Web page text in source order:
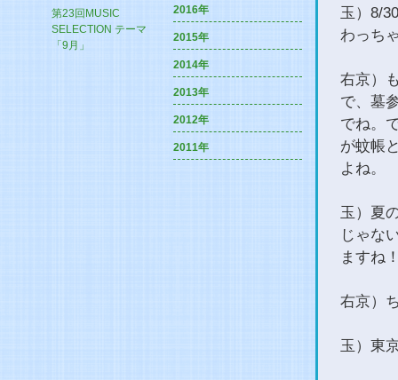
第23回MUSIC
SELECTION テーマ
「9月」
2016年
2015年
2014年
2013年
2012年
2011年
玉）8/
わっち
右京）
で、墓
でね。
が蚊帳
よね。
玉）夏
じゃな
ますね
右京）
玉）東